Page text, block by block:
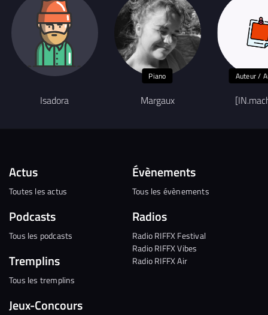
Isadora
Piano
Margaux
Auteur /
Actus
Toutes les actus
Podcasts
Tous les podcasts
Tremplins
Tous les tremplins
Jeux-Concours
Évènements
Tous les évènements
Radios
Radio RIFFX Festival
Radio RIFFX Vibes
Radio RIFFX Air